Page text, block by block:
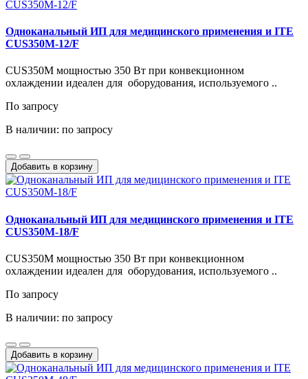
Одноканальный ИП для медицинского применения и ITE
CUS350M-12/F
CUS350M мощностью 350 Вт при конвекционном
охлаждении идеален для оборудования, используемого ..
По запросу
В наличии: по запросу
Добавить в корзину
Одноканальный ИП для медицинского применения и ITE
CUS350M-18/F
CUS350M мощностью 350 Вт при конвекционном
охлаждении идеален для оборудования, используемого ..
По запросу
В наличии: по запросу
Добавить в корзину